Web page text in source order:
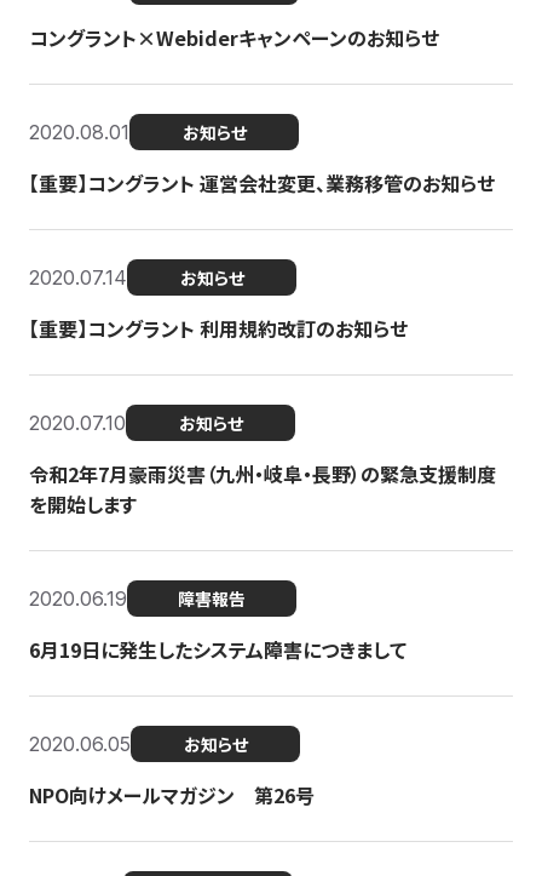
コングラント×Webiderキャンペーンのお知らせ
2020.08.01 お知らせ
【重要】コングラント 運営会社変更、業務移管のお知らせ
2020.07.14 お知らせ
【重要】コングラント 利用規約改訂のお知らせ
2020.07.10 お知らせ
令和2年7月豪雨災害（九州・岐阜・長野）の緊急支援制度
を開始します
2020.06.19 障害報告
6月19日に発生したシステム障害につきまして
2020.06.05 お知らせ
NPO向けメールマガジン 第26号